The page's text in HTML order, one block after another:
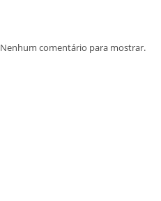
Nenhum comentário para mostrar.